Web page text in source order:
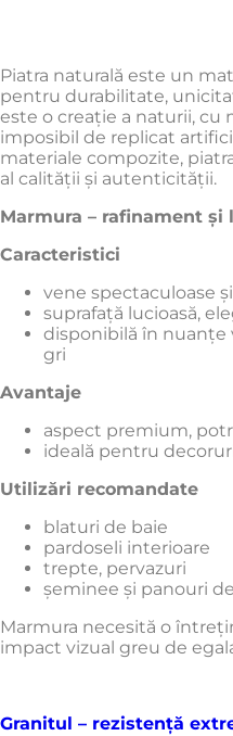
Piatra naturală este un
pentru durabilitate,
este o creație a naturii, cu
imposibil de replicat
materiale compozite,
al calității și autenticității.
Marmura – rafinament și
Caracteristici
vene spectaculoase
suprafață lucioasă,
disponibilă în nuanțe
gri
Avantaje
aspect premium,
ideală pentru
Utilizări recomandate
blaturi de baie
pardoseli interioare
trepte, pervazuri
șeminee și panouri
Marmura necesită o
impact vizual greu de
Granitul – rezistență